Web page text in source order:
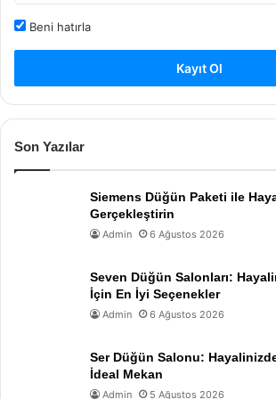
Beni hatırla
Kayıt Ol
Son Yazılar
Siemens Düğün Paketi ile
Gerçekleştirin
Admin 6 Ağustos 2026
Seven Düğün Salonları:
İçin En İyi Seçenekler
Admin 6 Ağustos 2026
Ser Düğün Salonu:
İdeal Mekan
Admin 5 Ağustos 2026